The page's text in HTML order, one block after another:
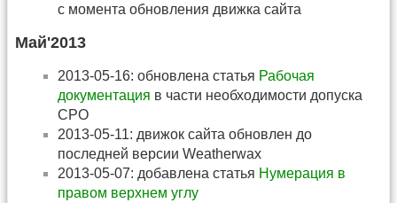
с момента обновления движка сайта
Май'2013
2013-05-16: обновлена статья Рабочая
документация в части необходимости допуска
СРО
2013-05-11: движок сайта обновлен до
последней версии Weatherwax
2013-05-07: добавлена статья Нумерация в
правом верхнем углу